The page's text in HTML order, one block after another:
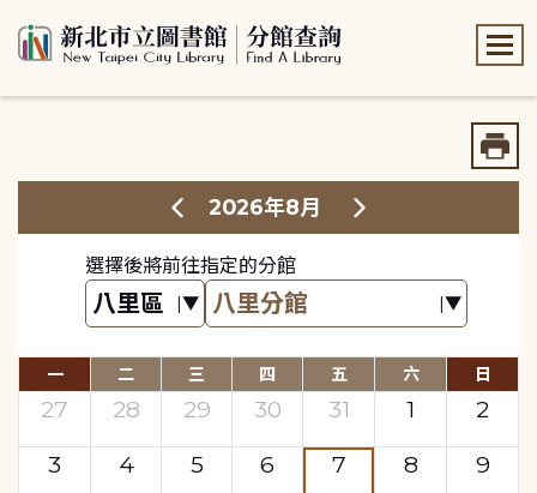
2026年8月
選擇後將前往指定的分館
一 二 三 四 五 六 日
27 28 29 30 31 1
2
3
4 5 6 7 8
9